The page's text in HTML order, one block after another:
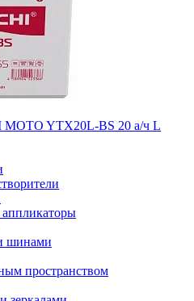
YTX20L-BS 20 а/ч L
шинами
пространством